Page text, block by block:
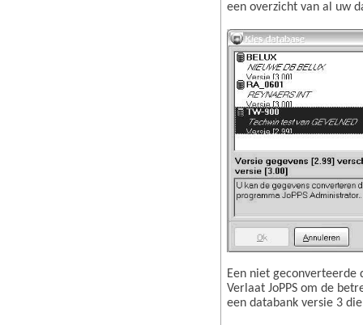
een overzicht van al uw
Een niet
Verlaat JoPPS om de
een databank versie 3